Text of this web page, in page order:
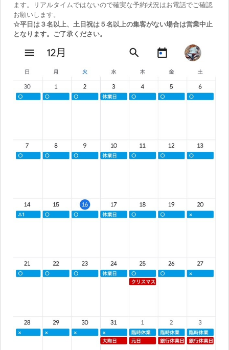
ます。リアルタイムではないので確実な予約状況はお電話でご確認
お願いします。
☆平日は３名以上、土日祝は５名以上の集客がない場合は営業中止
となります。ご了承ください。